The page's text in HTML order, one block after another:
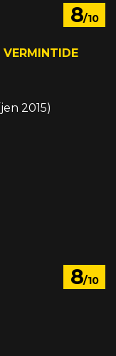
8/10
2015)
8/10